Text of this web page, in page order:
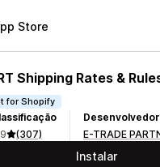
Store
Shipping Rates &
for Shopify
(307)
Desenvolvedor
E-TRADE
Instalar